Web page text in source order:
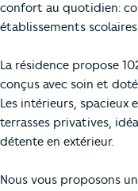
confort au quotidien:
établissements
La résidence propose
conçus avec soin et
Les intérieurs, spacieux
terrasses privatives,
détente en extérieur.
Nous vous proposons